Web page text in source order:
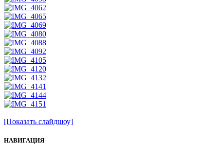
[Показать слайдшоу]
НАВИГАЦИЯ